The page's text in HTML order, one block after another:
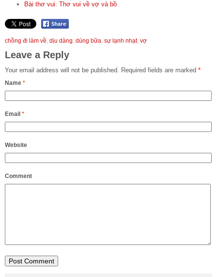
Bài thơ vui: Thơ vui về vợ và bồ
chồng đi làm về dịu dàng dùng bữa sự lạnh nhạt, vợ
Leave a Reply
Your email address will not be published. Required fields are marked *
Name *
Email *
Website
Comment